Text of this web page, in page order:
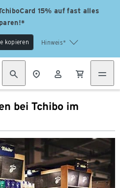
15% auf fast alles
kopieren Hinweis*
bei Tchibo im